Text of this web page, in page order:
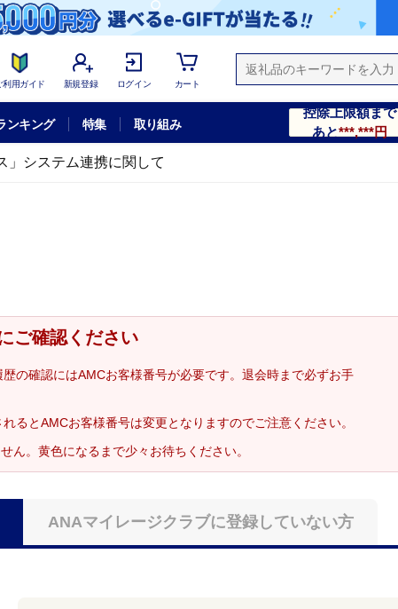
利用ガイド 新規登録 ログイン カート
ンキング 特集 取り組み
控除上限額まで
あと***,***円
」システム連携に関して
ご確認ください
の確認にはAMCお客様番号が必要です。退会時まで必ずお手
るとAMCお客様番号は変更となりますのでご注意ください。
ん。黄色になるまで少々お待ちください。
ANAマイレージクラブに登録していない方